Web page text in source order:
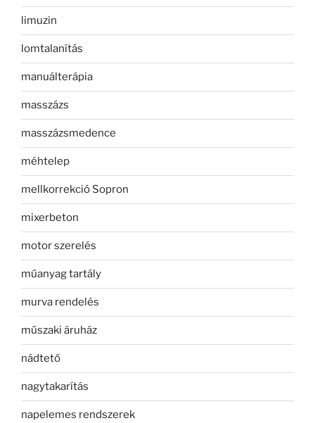
limuzin
lomtalanítás
manuálterápia
masszázs
masszázsmedence
méhtelep
mellkorrekció Sopron
mixerbeton
motor szerelés
műanyag tartály
murva rendelés
műszaki áruház
nádtető
nagytakarítás
napelemes rendszerek